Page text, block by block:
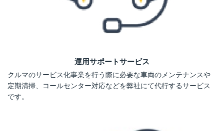
運用サポートサービス
クルマのサービス化事業を行う際に必要な車両のメンテナンスや
定期清掃、コールセンター対応などを弊社にて代行するサービス
です。